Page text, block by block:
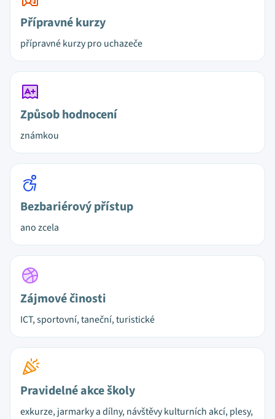
Přípravné kurzy
přípravné kurzy pro uchazeče
Způsob hodnocení
známkou
Bezbariérový přístup
ano zcela
Zájmové činosti
ICT, sportovní, taneční, turistické
Pravidelné akce školy
exkurze, jarmarky a dílny, návštěvy kulturních akcí, plesy,